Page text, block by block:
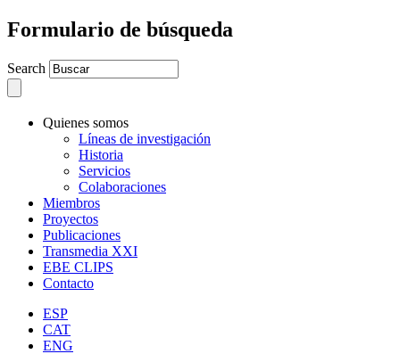
Formulario de búsqueda
Search
Quienes somos
Líneas de investigación
Historia
Servicios
Colaboraciones
Miembros
Proyectos
Publicaciones
Transmedia XXI
EBE CLIPS
Contacto
ESP
CAT
ENG